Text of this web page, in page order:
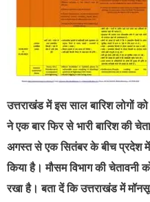
उत्तराखंड में इस साल बारिश लोगों
ने एक बार फिर से भारी बारिश की
अगस्त से एक सितंबर के बीच प्रदेश
किया है। मौसम विभाग की चेतावनी
रखा है। बता दें कि उत्तराखंड में